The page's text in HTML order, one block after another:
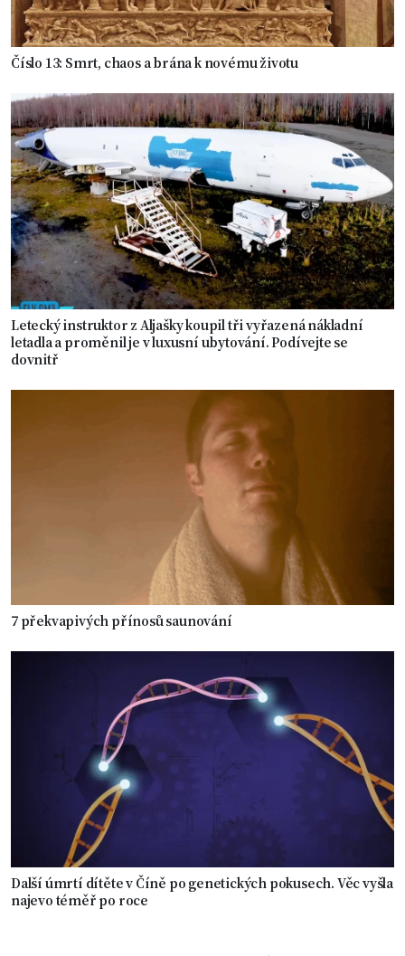
Číslo 13: Smrt, chaos a brána k novému životu
Letecký instruktor z Aljašky koupil tři vyřazená nákladní
letadla a proměnil je v luxusní ubytování. Podívejte se
dovnitř
7 překvapivých přínosů saunování
Další úmrtí dítěte v Číně po genetických pokusech. Věc vyšla
najevo téměř po roce